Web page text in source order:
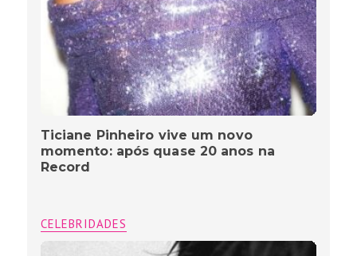
Ticiane Pinheiro vive um novo
momento: após quase 20 anos na
Record
CELEBRIDADES